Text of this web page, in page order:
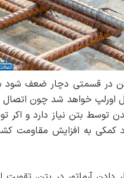
در قسمتی دچار ضعف شود
اورلپ خواهد شد چون اتصال
توسط بتن نیاز دارد و اکر
کمکی به افزایش مقاومت